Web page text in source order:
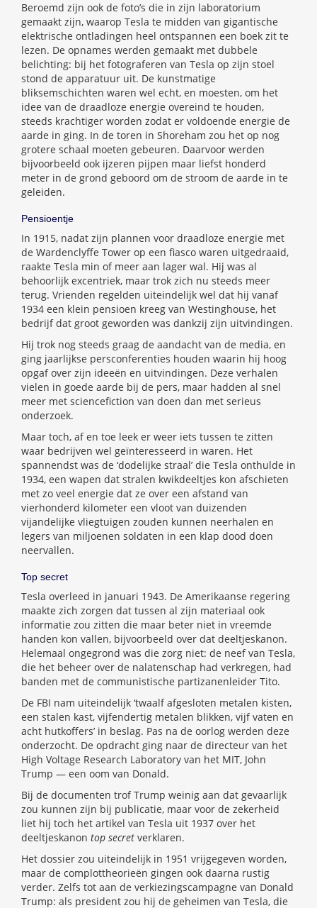
Beroemd zijn ook de foto’s die in zijn laboratorium
gemaakt zijn, waarop Tesla te midden van gigantische
elektrische ontladingen heel ontspannen een boek zit te
lezen. De opnames werden gemaakt met dubbele
belichting: bij het fotograferen van Tesla op zijn stoel
stond de apparatuur uit. De kunstmatige
bliksemschichten waren wel echt, en moesten, om het
idee van de draadloze energie overeind te houden,
steeds krachtiger worden zodat er voldoende energie de
aarde in ging. In de toren in Shoreham zou het op nog
grotere schaal moeten gebeuren. Daarvoor werden
bijvoorbeeld ook ijzeren pijpen maar liefst honderd
meter in de grond geboord om de stroom de aarde in te
geleiden.
Pensioentje
In 1915, nadat zijn plannen voor draadloze energie met
de Wardenclyffe Tower op een fiasco waren uitgedraaid,
raakte Tesla min of meer aan lager wal. Hij was al
behoorlijk excentriek, maar trok zich nu steeds meer
terug. Vrienden regelden uiteindelijk wel dat hij vanaf
1934 een klein pensioen kreeg van Westinghouse, het
bedrijf dat groot geworden was dankzij zijn uitvindingen.
Hij trok nog steeds graag de aandacht van de media, en
ging jaarlijkse persconferenties houden waarin hij hoog
opgaf over zijn ideeën en uitvindingen. Deze verhalen
vielen in goede aarde bij de pers, maar hadden al snel
meer met sciencefiction van doen dan met serieus
onderzoek.
Maar toch, af en toe leek er weer iets tussen te zitten
waar bedrijven wel geïnteresseerd in waren. Het
spannendst was de ‘dodelijke straal’ die Tesla onthulde in
1934, een wapen dat stralen kwikdeeltjes kon afschieten
met zo veel energie dat ze over een afstand van
vierhonderd kilometer een vloot van duizenden
vijandelijke vliegtuigen zouden kunnen neerhalen en
legers van miljoenen soldaten in een klap dood doen
neervallen.
Top secret
Tesla overleed in januari 1943. De Amerikaanse regering
maakte zich zorgen dat tussen al zijn materiaal ook
informatie zou zitten die maar beter niet in vreemde
handen kon vallen, bijvoorbeeld over dat deeltjeskanon.
Helemaal ongegrond was die zorg niet: de neef van Tesla,
die het beheer over de nalatenschap had verkregen, had
banden met de communistische partizanenleider Tito.
De FBI nam uiteindelijk ‘twaalf afgesloten metalen kisten,
een stalen kast, vijfendertig metalen blikken, vijf vaten en
acht hutkoffers’ in beslag. Pas na de oorlog werden deze
onderzocht. De opdracht ging naar de directeur van het
High Voltage Research Laboratory van het MIT, John
Trump — een oom van Donald.
Bij de documenten trof Trump weinig aan dat gevaarlijk
zou kunnen zijn bij publicatie, maar voor de zekerheid
liet hij toch het artikel van Tesla uit 1937 over het
deeltjeskanon top secret verklaren.
Het dossier zou uiteindelijk in 1951 vrijgegeven worden,
maar de complottheorieën gingen ook daarna rustig
verder. Zelfs tot aan de verkiezingscampagne van Donald
Trump: als president zou hij de geheimen van Tesla, die